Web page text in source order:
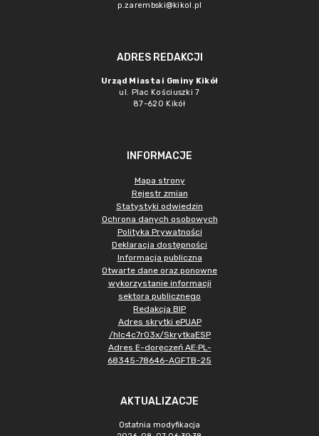
p.zarembski@kikol.pl
ADRES REDAKCJI
Urząd Miasta i Gminy Kikół
ul. Plac Kościuszki 7
87-620 Kikół
INFORMACJE
Mapa strony
Rejestr zmian
Statystyki odwiedzin
Ochrona danych osobowych
Polityka Prywatności
Deklaracja dostępności
Informacja publiczna
Otwarte dane oraz ponowne
wykorzystanie informacji
sektora publicznego
Redakcja BIP
Adres skrytki ePUAP
/hlc4c7r03x/SkrytkaESP
Adres E-doręczeń AE:PL-
68345-78646-AGFTB-25
AKTUALIZACJE
Ostatnia modyfikacja